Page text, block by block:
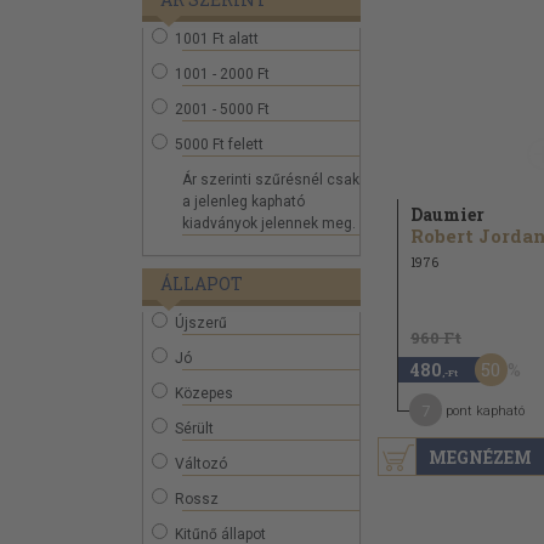
1001 Ft alatt
1001 - 2000 Ft
2001 - 5000 Ft
5000 Ft felett
Ár szerinti szűrésnél csak
a jelenleg kapható
kiadványok jelennek meg.
ÁLLAPOT
Újszerű
Jó
Közepes
Sérült
Változó
Rossz
Kitűnő állapot
MEGNÉZEM
Daumier
Robert
1976
960 Ft
480 ,-Ft 50
pont kapható